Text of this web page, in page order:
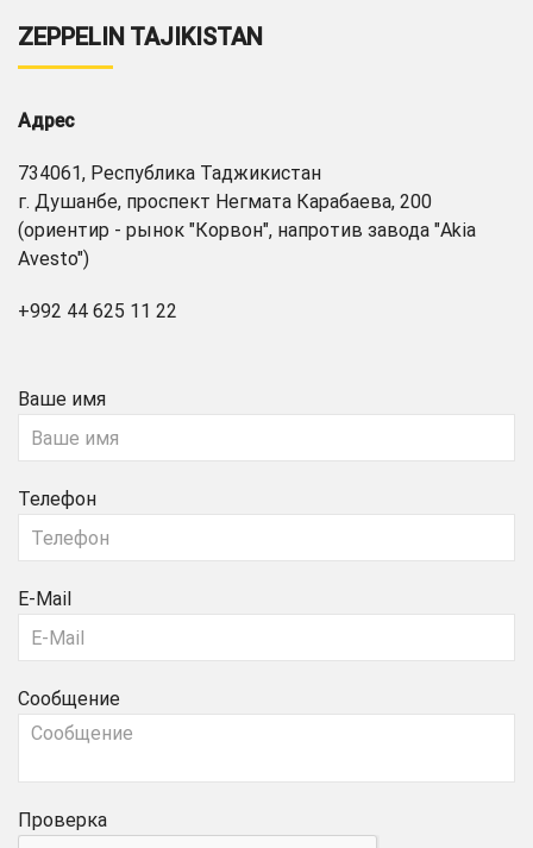
ZEPPELIN TAJIKISTAN
Адрес
734061, Республика Таджикистан
г. Душанбе, проспект Негмата Карабаева, 200
(ориентир - рынок "Корвон", напротив завода "Akia
Avesto")
+992 44 625 11 22
Ваше имя
Телефон
E-Mail
Сообщение
Проверка